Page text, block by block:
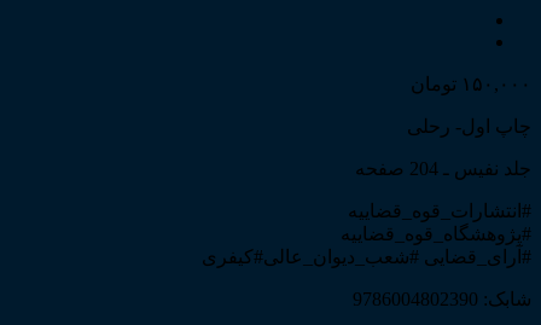
۱۵۰,۰۰۰ تومان
چاپ اول- رحلی
جلد نفیس ـ 204 صفحه
#انتشارات_قوه_قضاییه
#پژوهشگاه_قوه_قضاییه
#آرای_قضایی #شعب_دیوان_عالی#کیفری
شابک: 9786004802390